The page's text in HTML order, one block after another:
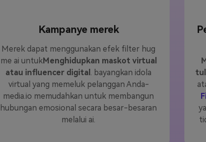
Kampanye merek
Merek dapat menggunakan efek filter hug
me ai untukMenghidupkan maskot virtual
atau influencer digital . bayangkan idola
virtual yang memeluk pelanggan Anda-
media.io memudahkan untuk membangun
hubungan emosional secara besar-besaran
melalui ai.